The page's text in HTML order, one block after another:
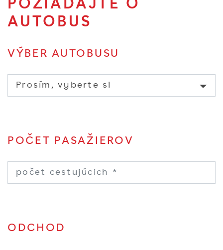
POŽIADAJTE O
AUTOBUS
VÝBER AUTOBUSU
POČET PASAŽIEROV
ODCHOD